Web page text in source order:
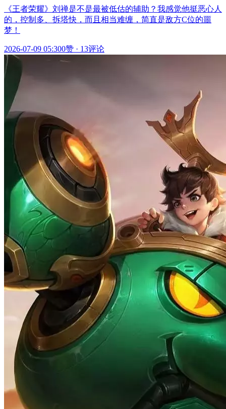
《王者荣耀》刘禅是不是最被低估的辅助？我感觉他挺恶心人
的，控制多、拆塔快，而且相当难缠，简直是敌方C位的噩
梦！
2026-07-09 05:300赞 · 13评论